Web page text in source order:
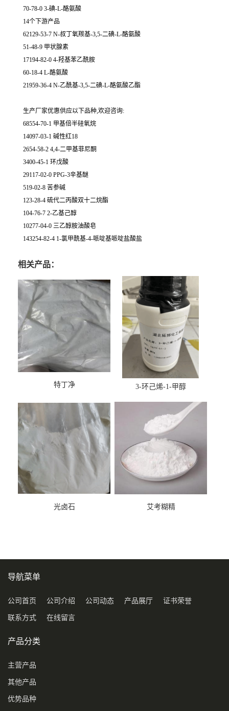
70-78-0 3-碘-L-酪氨酸
14个下游产品
62129-53-7 N-叔丁氧羰基-3,5-二碘-L-酪氨酸
51-48-9 甲状腺素
17194-82-0 4-羟基苯乙酰胺
60-18-4 L-酪氨酸
21959-36-4 N-乙酰基-3,5-二碘-L-酪氨酸乙酯
生产厂家优惠供应以下品种,欢迎咨询:
68554-70-1 甲基倍半硅氧烷
14097-03-1 碱性红18
2654-58-2 4,4-二甲基菲尼酮
3400-45-1 环戊酸
29117-02-0 PPG-3辛基醚
519-02-8 苦参碱
123-28-4 硫代二丙酸双十二烷酯
104-76-7 2-乙基己醇
10277-04-0 三乙醇胺油酸皂
143254-82-4 1-氯甲酰基-4-哌啶基哌啶盐酸盐
相关产品：
特丁净 3-环己烯-1-甲醇
光卤石 艾考糊精
导航菜单
公司首页 公司介绍 公司动态 产品展厅 证书荣誉
联系方式 在线留言
产品分类
主营产品
其他产品
优势品种